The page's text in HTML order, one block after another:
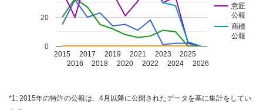
意匠
公報
商標
公報
2015
2016
2017
2018
2019
2020
2021
2022
2023
2024
2025
2026
0
20
*1: 2015年の特許の公報は、4月以降に公開されたデータを基に集計をしてい